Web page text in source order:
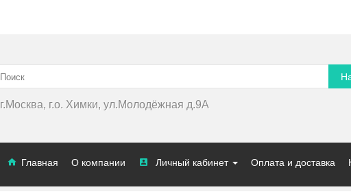
г.Москва, г.о. Химки, ул.Молодёжная д.9А
Главная О компании Личный кабинет Оплата и доставка